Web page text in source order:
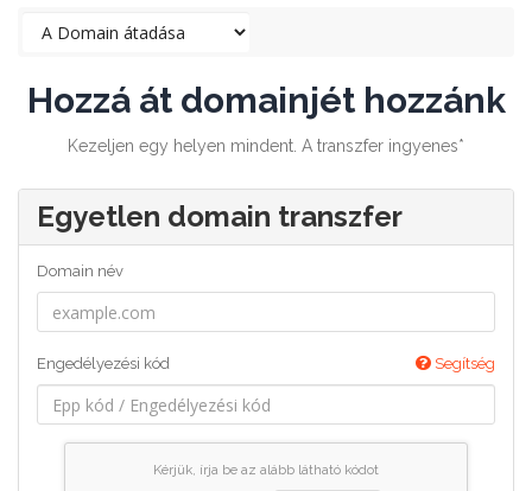
Hozzá át domainjét hozzánk
Kezeljen egy helyen mindent. A transzfer ingyenes*
Egyetlen domain transzfer
Domain név
Engedélyezési kód Segítség
Kérjük, írja be az alább látható kódot